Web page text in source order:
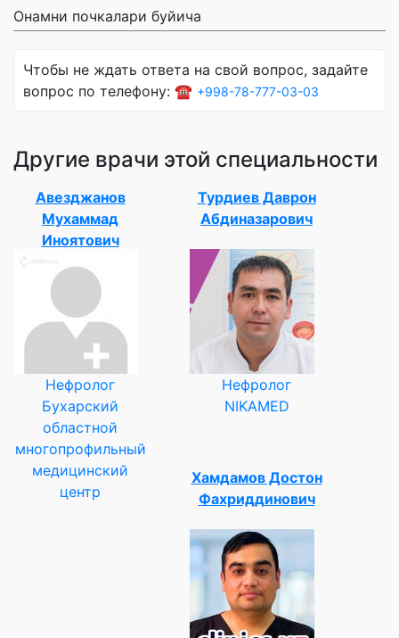
Онамни почкалари буйича
Чтобы не ждать ответа на свой вопрос, задайте
вопрос по телефону: ☎️ +998-78-777-03-03
Другие врачи этой специальности
Авезджанов
Мухаммад
Иноятович
Нефролог
Бухарский
областной
многопрофильный
медицинский
центр
Турдиев Даврон
Абдиназарович
Нефролог
NIKAMED
Хамдамов Достон
Фахриддинович